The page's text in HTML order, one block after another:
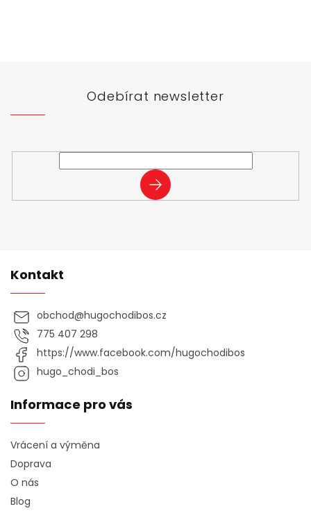
Odebírat newsletter
PŘIHLÁSIT
SE
Kontakt
obchod@hugochodibos.cz
775 407 298
https://www.facebook.com/hugochodibos
hugo_chodi_bos
Informace pro vás
Vrácení a výměna
Doprava
O nás
Blog